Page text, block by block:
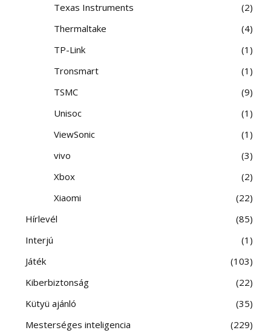
Texas Instruments
2
Thermaltake
4
TP-Link
1
Tronsmart
1
TSMC
9
Unisoc
1
ViewSonic
1
vivo
3
Xbox
2
Xiaomi
22
Hírlevél
85
Interjú
1
Játék
103
Kiberbiztonság
22
Kütyü ajánló
35
Mesterséges inteligencia
229